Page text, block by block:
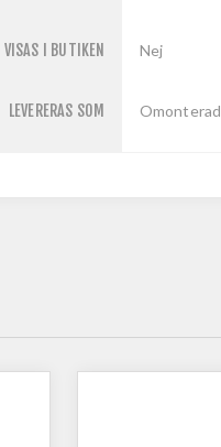
VISAS I BUTIKEN Nej
LEVERERAS SOM Omonterad